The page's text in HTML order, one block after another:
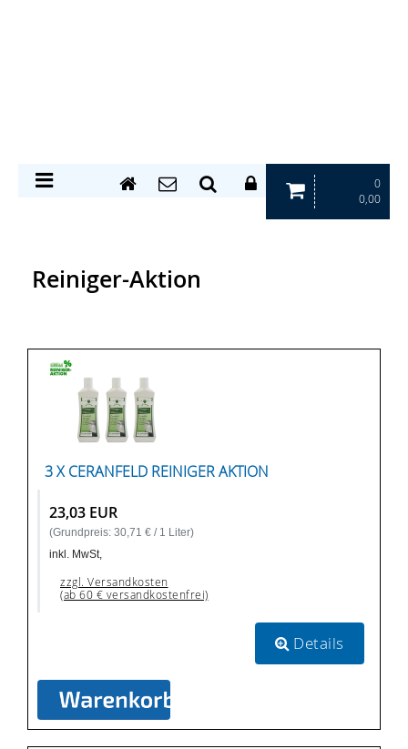
0
0,00
Reiniger-Aktion
3 X CERANFELD REINIGER AKTION
23,03 EUR
(Grundpreis: 30,71 € / 1 Liter)
inkl. MwSt,
zzgl. Versandkosten
(ab 60 € versandkostenfrei)
Details